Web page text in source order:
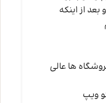
از اینکه
ها عالی
ویپ